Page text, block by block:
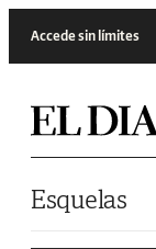
Accede sin límites
Esquelas